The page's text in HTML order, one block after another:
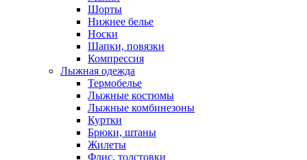
Шорты
Нижнее белье
Носки
Шапки, повязки
Компрессия
Лыжная одежда
Термобелье
Лыжные костюмы
Лыжные комбинезоны
Куртки
Брюки, штаны
Жилеты
Флис, толстовки